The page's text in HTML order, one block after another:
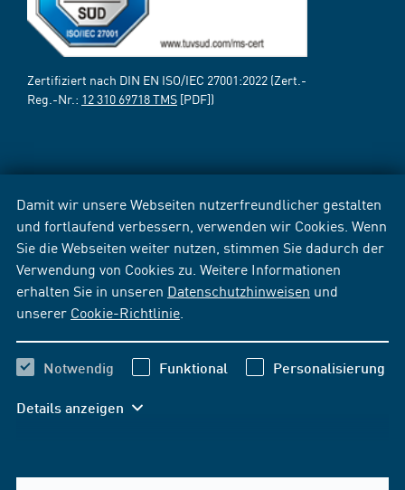
Damit wir unsere Webseiten nutzerfreundlicher gestalten
und fortlaufend verbessern, verwenden wir Cookies. Wenn
Sie die Webseiten weiter nutzen, stimmen Sie dadurch der
Verwendung von Cookies zu. Weitere Informationen
erhalten Sie in unseren Datenschutzhinweisen und
unserer Cookie-Richtlinie
Notwendig Funktional Personalisierung
Details anzeigen
Zertifiziert nach DIN EN ISO/IEC 27001:2022 (Zert.-
Reg.-Nr.: 12 310 69718 TMS [PDF])